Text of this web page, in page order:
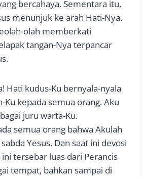
bercahaya. Sementara itu,
menunjuk ke arah Hati-Nya.
olah memberkati
tangan-Nya terpancar
Hati kudus-Ku bernyala-nyala
Ku kepada semua orang. Aku
juru warta-Ku.
semua orang bahwa Akulah
Yesus. Dan saat ini devosi
ini tersebar luas dari Perancis
tempat, bahkan sampai di